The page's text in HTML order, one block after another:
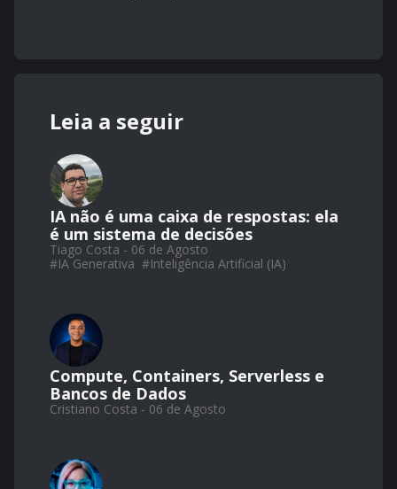
Leia a seguir
IA não é uma caixa de respostas: ela
é um sistema de decisões
Tiago Costa - 06 de Agosto
#IA Generativa #Inteligência Artificial (IA)
Compute, Containers, Serverless e
Bancos de Dados
Cristiano Costa - 06 de Agosto